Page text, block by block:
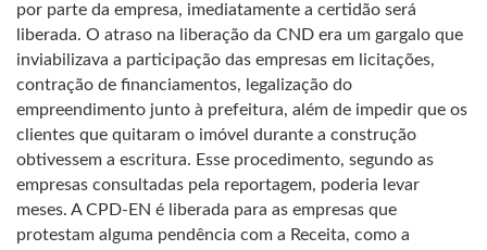
por parte da empresa, imediatamente a certidão será
liberada. O atraso na liberação da CND era um gargalo que
inviabilizava a participação das empresas em licitações,
contração de financiamentos, legalização do
empreendimento junto à prefeitura, além de impedir que os
clientes que quitaram o imóvel durante a construção
obtivessem a escritura. Esse procedimento, segundo as
empresas consultadas pela reportagem, poderia levar
meses. A CPD-EN é liberada para as empresas que
protestam alguma pendência com a Receita, como a